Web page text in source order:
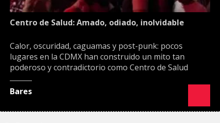
Centro de Salud: Amado, odiado, inolvidable
Calor, oscuridad, caguamas y post-punk: pocos
lugares en la CDMX han construido un mito tan
poderoso y contradictorio como Centro de Salud
Bares